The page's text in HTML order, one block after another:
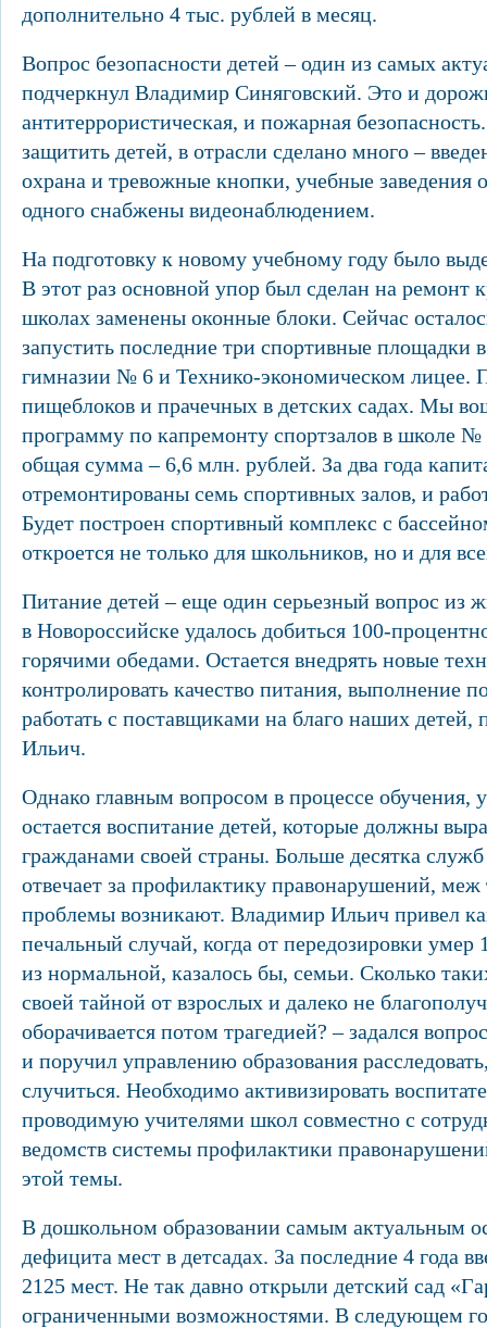
дополнительно 4 тыс. рублей в месяц.
Вопрос безопасности детей – один из самых
подчеркнул Владимир Синяговский. Это и
антитеррористическая, и пожарная
защитить детей, в отрасли сделано много –
охрана и тревожные кнопки, учебные заведения
одного снабжены видеонаблюдением.
На подготовку к новому учебному году было
В этот раз основной упор был сделан на ремонт
школах заменены оконные блоки. Сейчас
запустить последние три спортивные площадки
гимназии № 6 и Технико-экономическом лицее.
пищеблоков и прачечных в детских садах. Мы
программу по капремонту спортзалов в школе
общая сумма – 6,6 млн. рублей. За два года
отремонтированы семь спортивных залов, и
Будет построен спортивный комплекс с
откроется не только для школьников, но и для
Питание детей – еще один серьезный вопрос из
в Новороссийске удалось добиться 100-
горячими обедами. Остается внедрять новые
контролировать качество питания, выполнение
работать с поставщиками на благо наших детей,
Ильич.
Однако главным вопросом в процессе обучения,
остается воспитание детей, которые должны
гражданами своей страны. Больше десятка
отвечает за профилактику правонарушений, меж
проблемы возникают. Владимир Ильич привел
печальный случай, когда от передозировки умер
из нормальной, казалось бы, семьи. Сколько
своей тайной от взрослых и далеко не
оборачивается потом трагедией? – задался
и поручил управлению образования
случиться. Необходимо активизировать
проводимую учителями школ совместно с
ведомств системы профилактики
этой темы.
В дошкольном образовании самым актуальным
дефицита мест в детсадах. За последние 4 года
2125 мест. Не так давно открыли детский сад
ограниченными возможностями. В следующем